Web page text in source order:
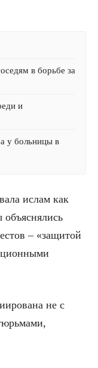
в борьбе за
и
у больницы в
ислам как
объяснялись
– «защитой
не с